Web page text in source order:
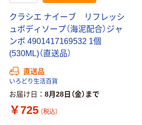
クラシエ ナイーブ リフレッシ
ュボディソープ（海泥配合）ジャ
ンボ 4901417169532 1個
(530ML)（直送品）
直送品
いろどり生活百貨
お届け日 8月28日（金）まで
￥725 （税込）